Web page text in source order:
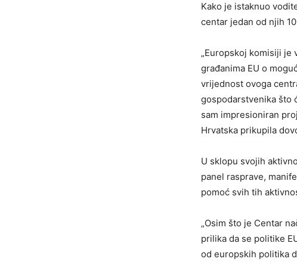
Kako je istaknuo
centar jedan od njih
„Europskoj komisiji
građanima EU o
vrijednost ovoga
gospodarstvenika što
sam impresioniran
Hrvatska prikupila
U sklopu svojih
panel rasprave,
pomoć svih tih
„Osim što je Centar
prilika da se politike
od europskih politika